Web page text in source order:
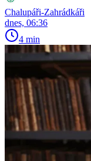
Chalupáři-Zahrádkáři
dnes, 06:36
4 min